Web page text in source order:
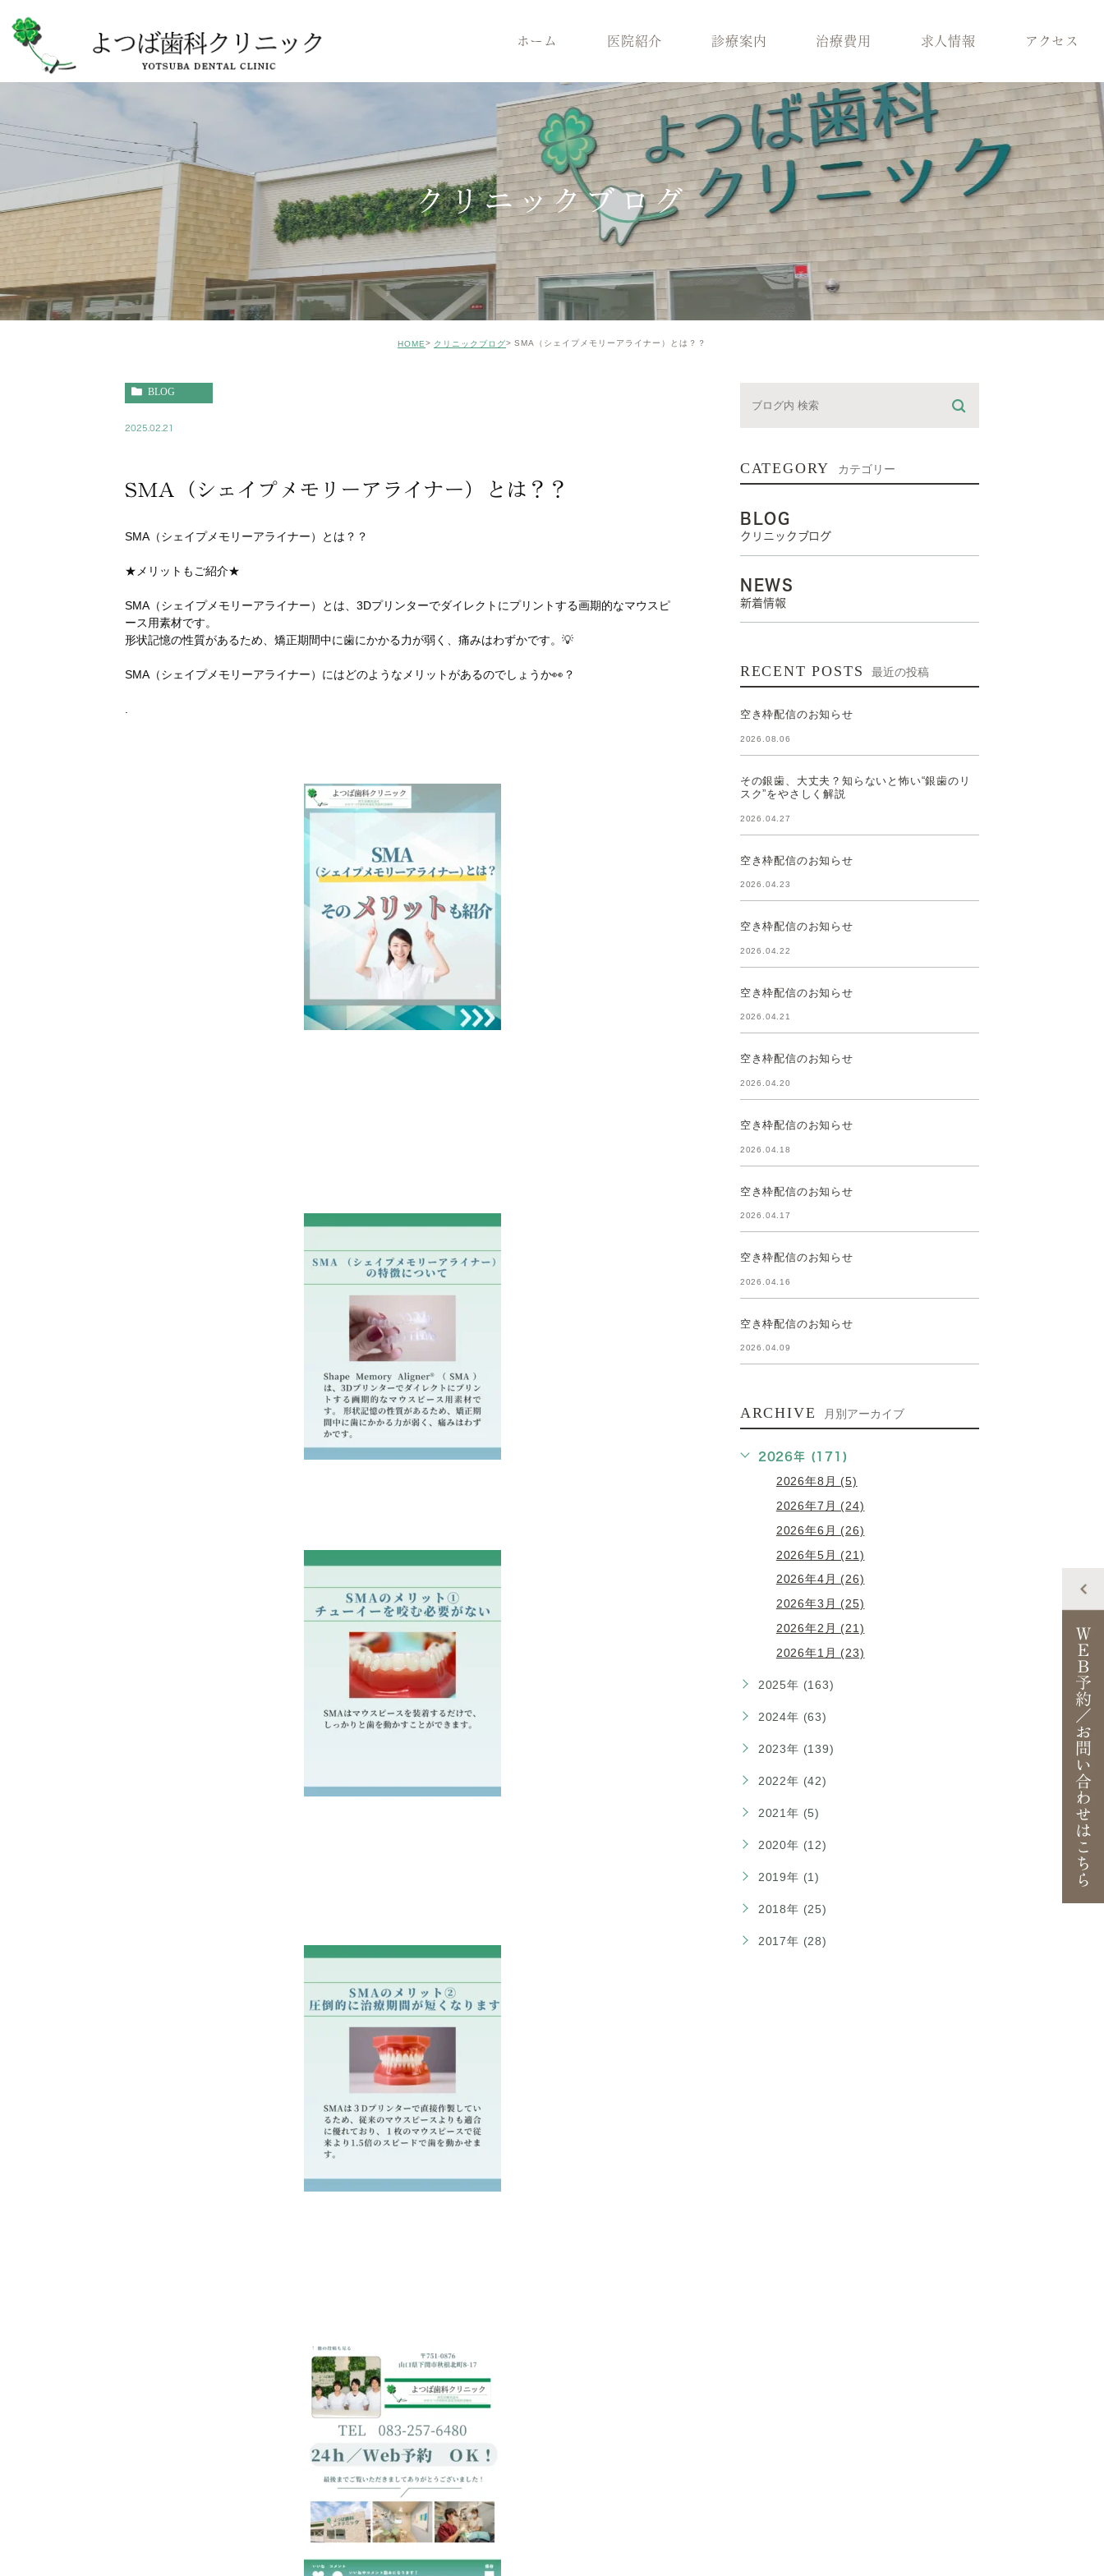
ホーム 医院紹介
院長紹介 スタッフ紹介
医院コンセプト クリニックの特徴 医院環境
設備機器 症例のご紹介 ブログ
診療案内
診療案内 一般歯科 歯周病治療
根管治療 インプラント治療 入れ歯
メンテナンス 審美治療 保険適用の白い歯
矯正歯科 小児歯科 小児矯正
ホワイトニング ICON メラニン除去
親知らずの抜歯
どの診療科を受けれ
治療費用 求人情報 アクセス
クリニックブログ
HOME クリニックブログ SMA（シェイプメモリーアライナー）とは？？
BLOG
2025.02.21
SMA（シェイプメモリーアライナー）とは？？
SMA（シェイプメモリーアライナー）とは？？
★メリットもご紹介★
SMA（シェイプメモリーアライナー）とは、3Dプリンターでダイレクトにプリントする画期的なマウスピ
ース用素材です。
形状記憶の性質があるため、矯正期間中に歯にかかる力が弱く、痛みはわずかです。💡
SMA（シェイプメモリーアライナー）にはどのようなメリットがあるのでしょうか👀？
CATEGORY カテゴリー
BLOG
クリニックブログ
NEWS
新着情報
RECENT POSTS 最近の投稿
空き枠配信のお知らせ
2026.08.06
その銀歯、大丈夫？知らないと怖い“銀歯のリ
スク”をやさしく解説
2026.04.27
空き枠配信のお知らせ
2026.04.23
空き枠配信のお知らせ
2026.04.22
空き枠配信のお知らせ
2026.04.21
空き枠配信のお知らせ
2026.04.20
空き枠配信のお知らせ
2026.04.18
空き枠配信のお知らせ
2026.04.17
空き枠配信のお知らせ
2026.04.16
空き枠配信のお知らせ
2026.04.09
ARCHIVE 月別アーカイブ
2026年 (171)
2026年8月 (5)
2026年7月 (24)
2026年6月 (26)
2026年5月 (21)
2026年4月 (26)
2026年3月 (25)
2026年2月 (21)
2026年1月 (23)
2025年 (163)
2024年 (63)
2023年 (139)
2022年 (42)
2021年 (5)
2020年 (12)
2019年 (1)
2018年 (25)
2017年 (28)